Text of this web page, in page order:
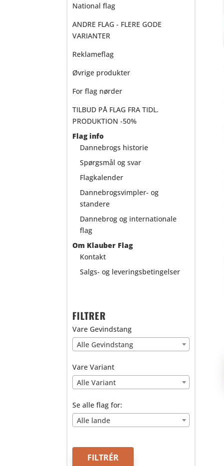
National flag
ANDRE FLAG - FLERE GODE
VARIANTER
Reklameflag
Øvrige produkter
For flag nørder
TILBUD PÅ FLAG FRA TIDL.
PRODUKTION -50%
Flag info
Dannebrogs historie
Spørgsmål og svar
Flagkalender
Dannebrogsvimpler- og
standere
Dannebrog og internationale
flag
Om Klauber Flag
Kontakt
Salgs- og leveringsbetingelser
FILTRER
Vare Gevindstang
Alle Gevindstang
Vare Variant
Alle Variant
Se alle flag for:
Alle lande
FILTRÉR